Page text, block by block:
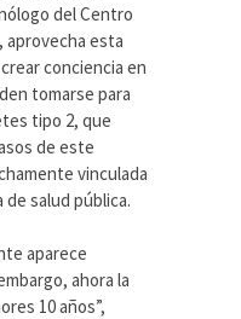
del Centro
aprovecha esta
conciencia en
tomarse para
tipo 2, que
de este
vinculada
de salud pública.
aparece
ahora la
10 años”,